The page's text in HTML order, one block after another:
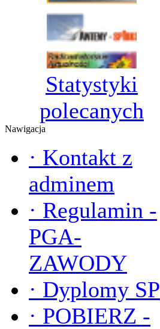
Statystyki
polecanych
Nawigacja
· Kontakt z
adminem
· Regulamin -
PGA-
ZAWODY
· Dyplomy SP
· POBIERZ -